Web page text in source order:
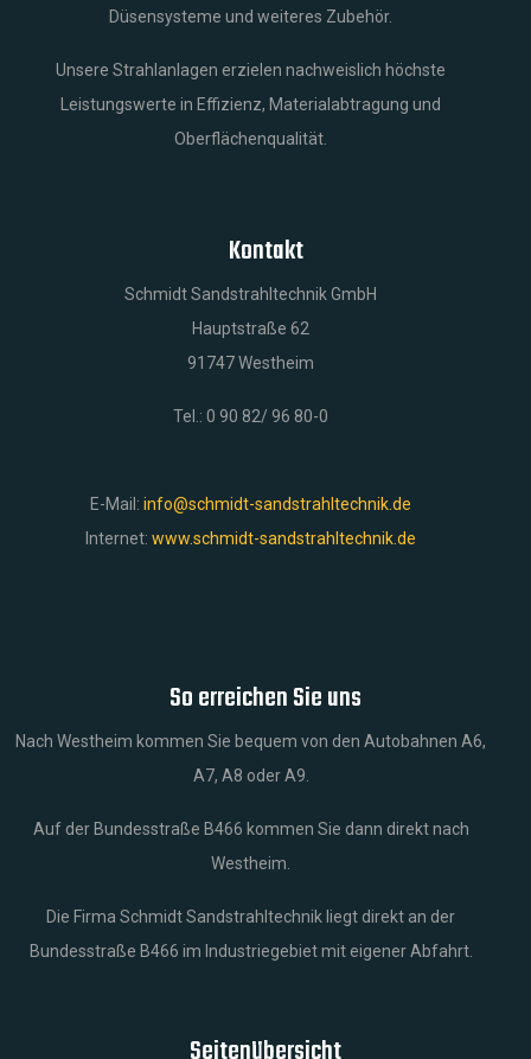
Düsensysteme und weiteres Zubehör.
Unsere Strahlanlagen erzielen nachweislich höchste
Leistungswerte in Effizienz, Materialabtragung und
Oberflächenqualität.
Kontakt
Schmidt Sandstrahltechnik GmbH
Hauptstraße 62
91747 Westheim
Tel.: 0 90 82/ 96 80-0
E-Mail: info@schmidt-sandstrahltechnik.de
Internet: www.schmidt-sandstrahltechnik.de
So erreichen Sie uns
Nach Westheim kommen Sie bequem von den Autobahnen A6,
A7, A8 oder A9.
Auf der Bundesstraße B466 kommen Sie dann direkt nach
Westheim.
Die Firma Schmidt Sandstrahltechnik liegt direkt an der
Bundesstraße B466 im Industriegebiet mit eigener Abfahrt.